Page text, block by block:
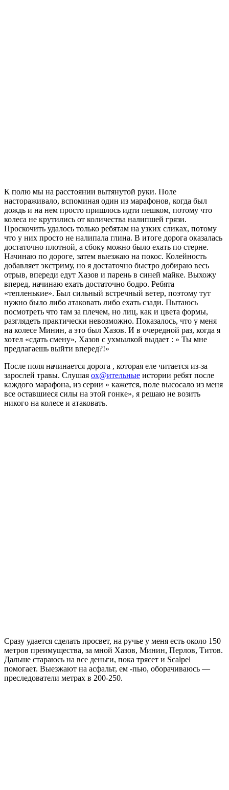
К полю мы на расстоянии вытянутой руки. Поле
настораживало, вспоминая один из марафонов, когда был
дождь и на нем просто пришлось идти пешком, потому что
колеса не крутились от количества налипшей грязи.
Проскочить удалось только ребятам на узких сликах, потому
что у них просто не налипала глина. В итоге дорога оказалась
достаточно плотной, а сбоку можно было ехать по стерне.
Начинаю по дороге, затем выезжаю на покос. Колейность
добавляет экстриму, но я достаточно быстро добираю весь
отрыв, впереди едут Хазов и парень в синей майке. Выхожу
вперед, начинаю ехать достаточно бодро. Ребята
«тепленькие». Был сильный встречный ветер, поэтому тут
нужно было либо атаковать либо ехать сзади. Пытаюсь
посмотреть что там за плечем, но лиц, как и цвета формы,
разглядеть практически невозможно. Показалось, что у меня
на колесе Минин, а это был Хазов. И в очередной раз, когда я
хотел «сдать смену», Хазов с ухмылкой выдает : » Ты мне
предлагаешь выйти вперед?!»
После поля начинается дорога , которая еле читается из-за
зарослей травы. Слушая ох@ительные истории ребят после
каждого марафона, из серии » кажется, поле высосало из меня
все оставшиеся силы на этой гонке», я решаю не возить
никого на колесе и атаковать.
Сразу удается сделать просвет, на ручье у меня есть около 150
метров преимущества, за мной Хазов, Минин, Перлов, Титов.
Дальше стараюсь на все деньги, пока трясет и Scalpel
помогает. Выезжают на асфальт, ем -пью, оборачиваюсь —
преследователи метрах в 200-250.